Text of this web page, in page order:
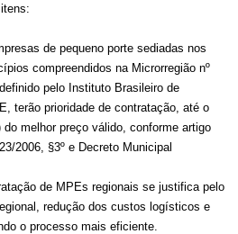
de pequeno porte sediadas nos
compreendidos na Microrregião nº
pelo Instituto Brasileiro de
terão prioridade de contratação, até o
melhor preço válido, conforme artigo
2006, §3º e Decreto Municipal
de MPEs regionais se justifica pelo
redução dos custos logísticos e
o processo mais eficiente.